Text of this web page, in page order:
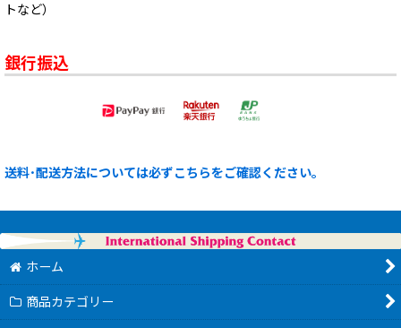
トなど）
銀行振込
送料･配送方法については必ずこちらをご確認ください。
ホーム
商品カテゴリー